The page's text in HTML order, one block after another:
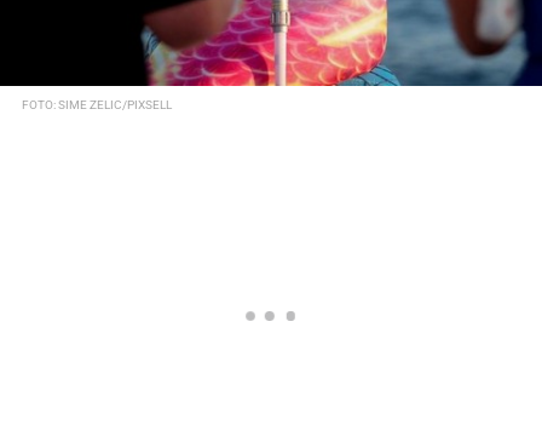
FOTO: SIME ZELIC/PIXSELL